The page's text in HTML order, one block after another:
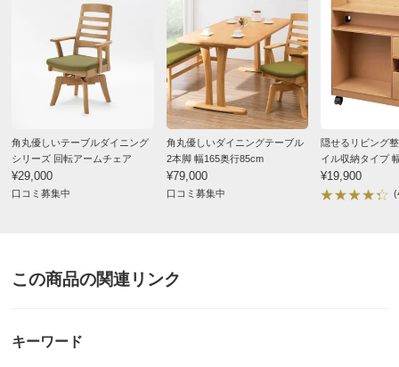
角丸優しいテーブルダイニング
シリーズ 回転アームチェア
¥29,000
口コミ募集中
角丸優しいダイニングテーブル
2本脚 幅165奥行85cm
¥79,000
口コミ募集中
隠せるリビング
イル収納タイプ
¥19,900
この商品の関連リンク
キーワード